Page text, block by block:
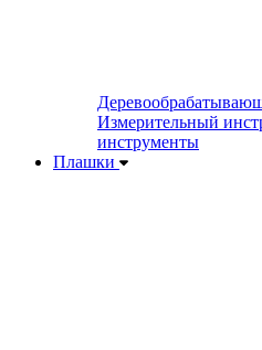
Измерительный
инструменты
Плашки